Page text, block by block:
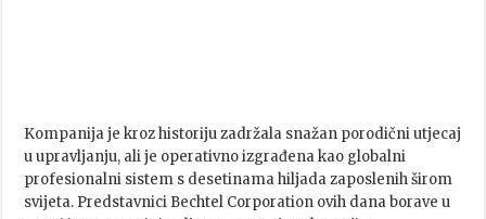
Kompanija je kroz historiju zadržala snažan porodični utjecaj
u upravljanju, ali je operativno izgrađena kao globalni
profesionalni sistem s desetinama hiljada zaposlenih širom
svijeta. Predstavnici Bechtel Corporation ovih dana borave u